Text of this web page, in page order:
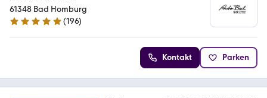
61348 Bad Homburg
4.8 Sterne
(196)
Kontakt Parken